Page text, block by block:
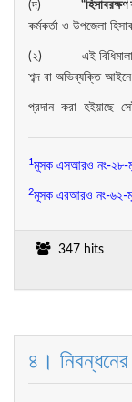
(দ) “হিসাবরক্ষণ
কর্মকর্তা ও উপজেলা
(২) এই বিধিমালায়
শব্দ বা অভিব্যক্তি আইনে
প্রদান করা হইয়াছে
1 মূসক এসআরও নং-২৮-
2মূসক এরআরও নং-৬২-
347 hits
৪।